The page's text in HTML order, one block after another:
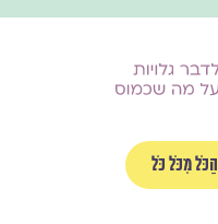
הַכֹּל מִכֹּל כֹּל